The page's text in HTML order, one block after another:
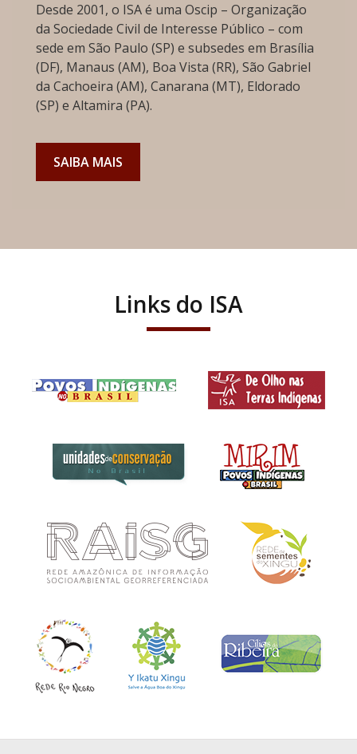
Desde 2001, o ISA é uma Oscip – Organização
da Sociedade Civil de Interesse Público – com
sede em São Paulo (SP) e subsedes em Brasília
(DF), Manaus (AM), Boa Vista (RR), São Gabriel
da Cachoeira (AM), Canarana (MT), Eldorado
(SP) e Altamira (PA).
SAIBA MAIS
Links do ISA